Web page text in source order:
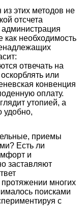
этих методов не
отсчета
как необходимость
отвечать на
или
конвенция
оплату.
утопией, а
удобно,
приемы
Есть ли
и
заставляют
многих
поисками
с